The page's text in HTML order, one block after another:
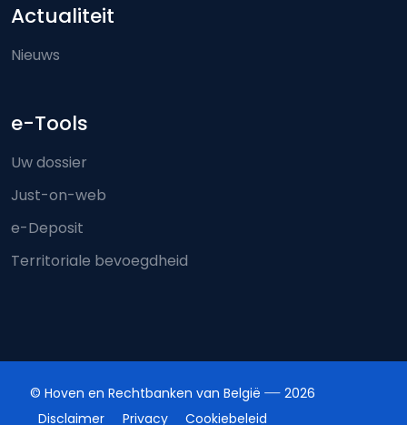
Actualiteit
Nieuws
e-Tools
Uw dossier
Just-on-web
e-Deposit
Territoriale bevoegdheid
© Hoven en Rechtbanken van België
2026
Disclaimer
Privacy Cookiebeleid